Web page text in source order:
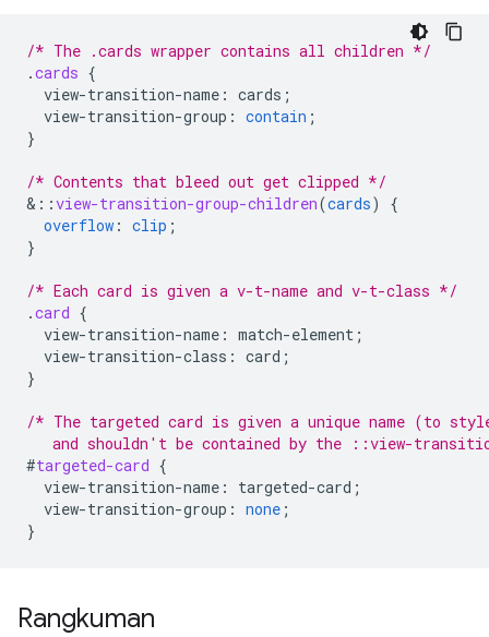
/* The .cards wrapper contains all children */
.cards {
view-transition-name : cards ;
view-transition-group : contain ;
}
/* Contents that bleed out get clipped */
& ::view-transition-group-children(cards)
{
overflow : clip ;
}
/* Each card is given a v-t-name and v-t-class */
.card {
view-transition-name : match-element ;
view-transition-class : card ;
}
/* The targeted card is given a unique name (to
and shouldn't be contained by the ::view-
#targeted-card {
view-transition-name : targeted-card ;
view-transition-group : none ;
}
Rangkuman